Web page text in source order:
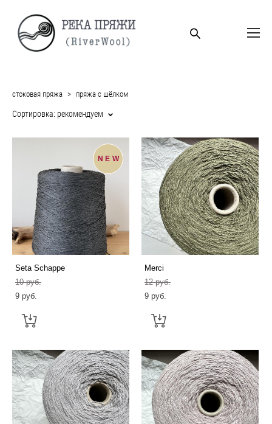
стоковая пряжа > пряжа с шёлком
Сортировка: рекомендуем
NEW
Seta Schappe
10 pуб.
9 pуб.
Merci
12 pуб.
9 pуб.